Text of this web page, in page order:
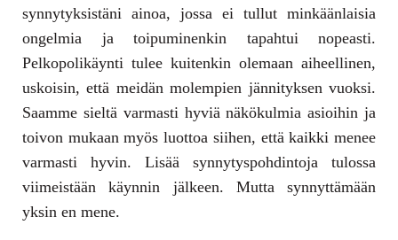
synnytyksistäni ainoa, jossa ei tullut minkäänlaisia
ongelmia ja toipuminenkin tapahtui nopeasti.
Pelkopolikäynti tulee kuitenkin olemaan aiheellinen,
uskoisin, että meidän molempien jännityksen vuoksi.
Saamme sieltä varmasti hyviä näkökulmia asioihin ja
toivon mukaan myös luottoa siihen, että kaikki menee
varmasti hyvin. Lisää synnytyspohdintoja tulossa
viimeistään käynnin jälkeen. Mutta synnyttämään
yksin en mene.